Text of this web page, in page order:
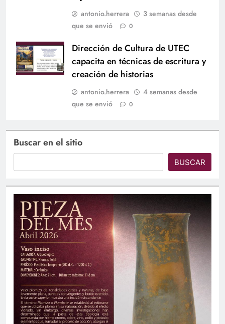
antonio.herrera
3 semanas desde
que se envió
0
Dirección de Cultura de UTEC
capacita en técnicas de escritura y
creación de historias
antonio.herrera
4 semanas desde
que se envió
0
Buscar en el sitio
BUSCAR